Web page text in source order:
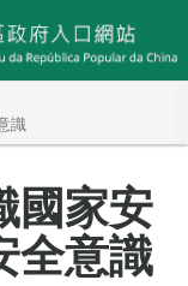
識
國家安
意識